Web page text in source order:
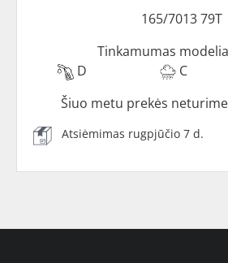
165/7013 79T
Tinkamumas
D
C
Šiuo metu prekės neturime
Atsiėmimas rugpjūčio 7 d.